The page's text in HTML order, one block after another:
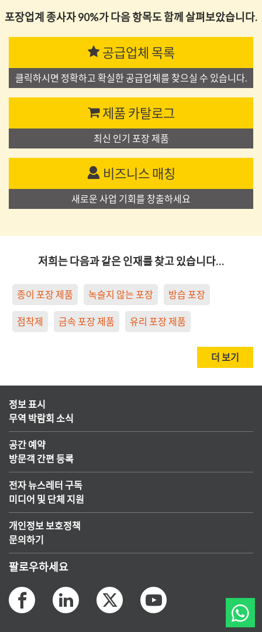
포장업계 종사자 90%가 다음 항목도 함께 살펴보았습니다.
공급업체 목록
클릭하시면 정확하고 확실한 공급업체를 찾으실 수 있습니다.
제품 카탈로그
최신 인기 포장 제품
비즈니스 매칭
새로운 사업 기회를 창출하세요
저희는 다음과 같은 인재를 찾고 있습니다…
종이 포장 제품 녹슬지 않는 포장 방습 포장
점착제 금속 포장 제품 유리 포장 제품
더 보기
정보 표시
무역 박람회 소식
공간 예약
방문객 간편 등록
전자 뉴스레터 구독
미디어 및 단체 지원
개인정보 보호정책
문의하기
팔로우하세요